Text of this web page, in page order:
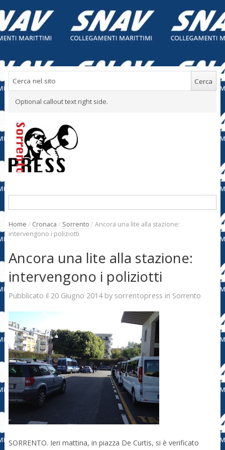
Optional callout text right side.
Home / Cronaca / Sorrento / Ancora una lite alla stazione:
intervengono i poliziotti
Ancora una lite alla stazione:
intervengono i poliziotti
Pubblicato il 20 Giugno 2014by sorrentopress in Sorrento
SORRENTO. Ieri mattina, in piazza De Curtis, si è verificato